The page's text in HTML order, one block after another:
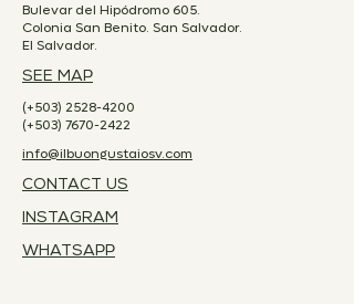
Bulevar del Hipódromo 605.
Colonia San Benito. San Salvador.
El Salvador.
SEE MAP
(+503) 2528-4200
(+503) 7670-2422
info@ilbuongustaiosv.com
CONTACT US
INSTAGRAM
WHATSAPP